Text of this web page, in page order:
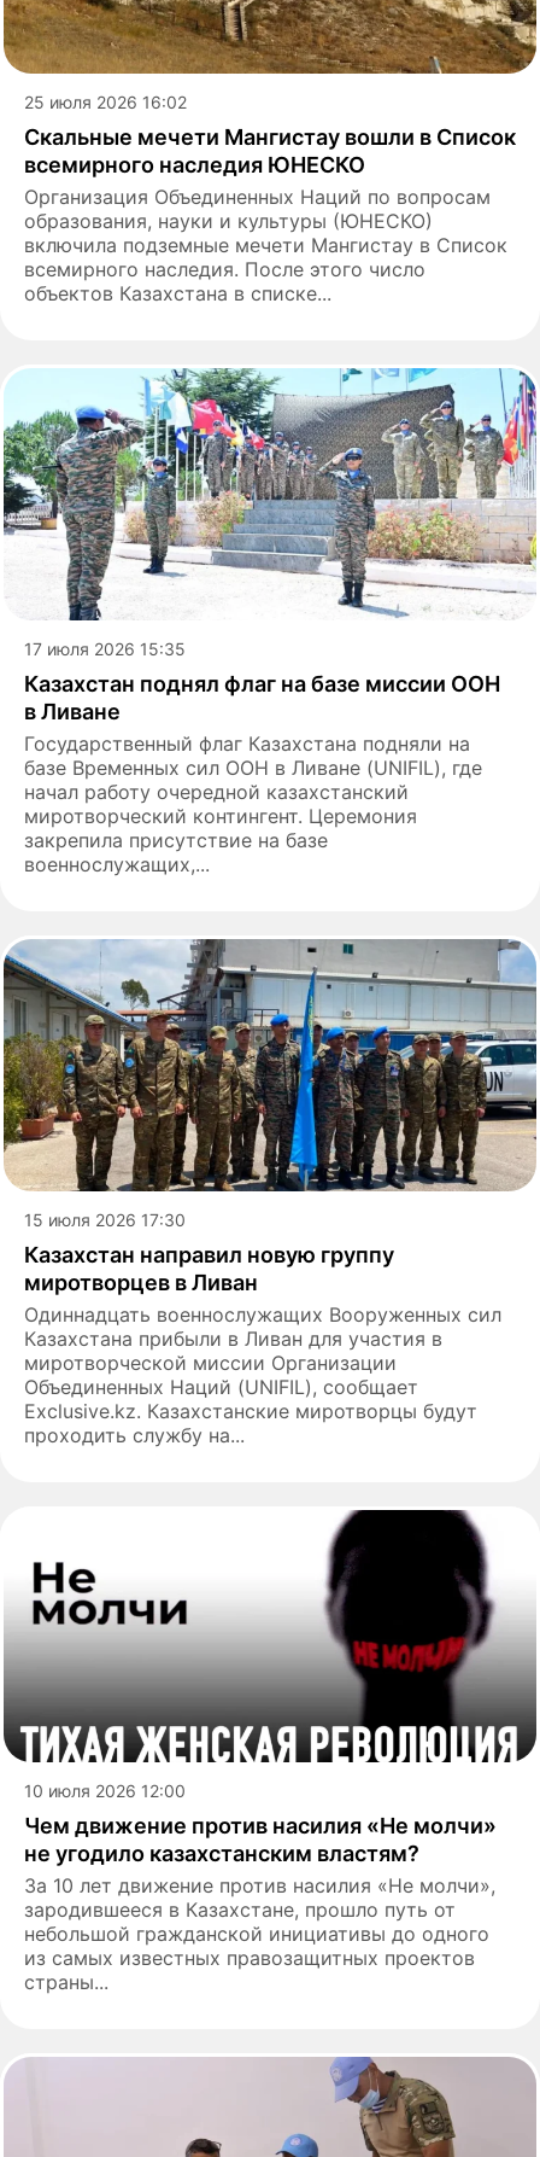
25 июля 2026 16:02
Скальные мечети Мангистау вошли в Список
всемирного наследия ЮНЕСКО
Организация Объединенных Наций по вопросам
образования, науки и культуры (ЮНЕСКО)
включила подземные мечети Мангистау в Список
всемирного наследия. После этого число
объектов Казахстана в списке...
17 июля 2026 15:35
Казахстан поднял флаг на базе миссии ООН
в Ливане
Государственный флаг Казахстана подняли на
базе Временных сил ООН в Ливане (UNIFIL), где
начал работу очередной казахстанский
миротворческий контингент. Церемония
закрепила присутствие на базе
военнослужащих,...
15 июля 2026 17:30
Казахстан направил новую группу
миротворцев в Ливан
Одиннадцать военнослужащих Вооруженных сил
Казахстана прибыли в Ливан для участия в
миротворческой миссии Организации
Объединенных Наций (UNIFIL), сообщает
Exclusive.kz. Казахстанские миротворцы будут
проходить службу на...
10 июля 2026 12:00
Чем движение против насилия «Не молчи»
не угодило казахстанским властям?
За 10 лет движение против насилия «Не молчи»,
зародившееся в Казахстане, прошло путь от
небольшой гражданской инициативы до одного
из самых известных правозащитных проектов
страны...